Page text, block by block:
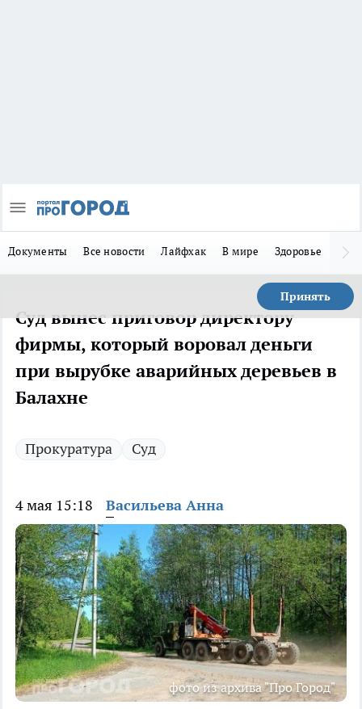
Документы Все новости Лайфхак В мире Здоровье
Принять
Суд вынес приговор директору
фирмы, который воровал деньги
при вырубке аварийных деревьев в
Балахне
Прокуратура Суд
4 мая 15:18 Васильева Анна
фото из архива "Про Город"